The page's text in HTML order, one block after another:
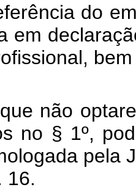
do
em
no § 1º,
pela
16.